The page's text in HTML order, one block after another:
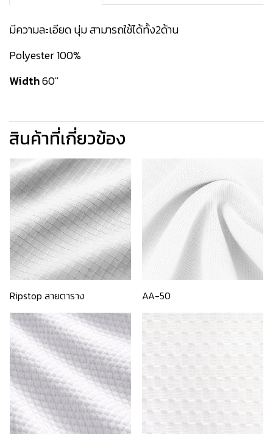
มีความละเอียด นุ่ม สามารถใช้ได้ทั้ง2ด้าน
Polyester 100%
Width60''
สินค้าที่เกี่ยวข้อง
Ripstop ลายตาราง AA-50